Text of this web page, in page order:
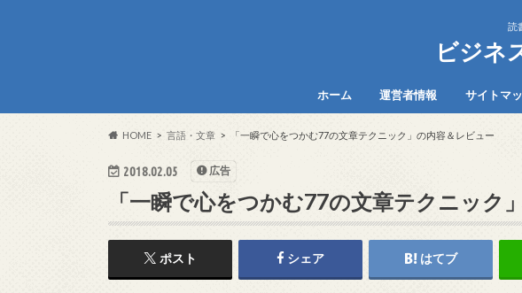
読
ビジネ
ホーム 運営者情報 サイトマ
HOME 言語・文章 「一瞬で心をつかむ77の文章テクニック」の内容＆レビュー
2018.02.05 広告
「一瞬で心をつかむ77の文章テクニック
ポスト シェア はてブ